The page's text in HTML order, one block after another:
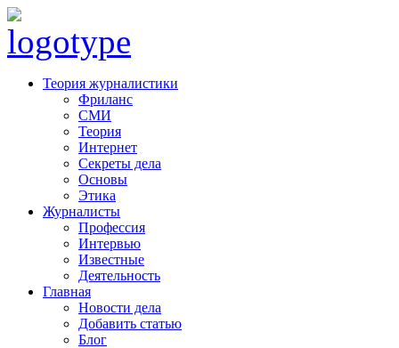
Теория журналистики
Фриланс
СМИ
Теория
Интернет
Секреты дела
Основы
Этика
Журналисты
Профессия
Интервью
Известные
Деятельность
Главная
Новости дела
Добавить статью
Блог